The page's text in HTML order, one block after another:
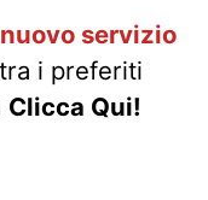
servizio
i preferiti
Clicca Qui!